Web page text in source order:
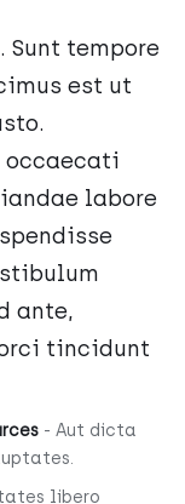
Sunt tempore
est ut
occaecati
labore
ante,
tincidunt
- Aut dicta
libero